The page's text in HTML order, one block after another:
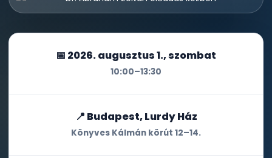
📅 2026. augusztus 1., szombat
10:00–13:30
📍 Budapest, Lurdy Ház
Könyves Kálmán körút 12–14.